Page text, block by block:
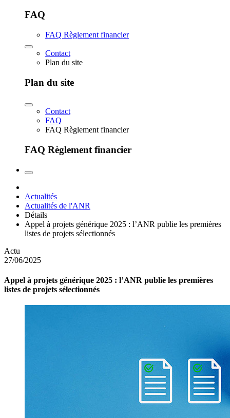
FAQ
FAQ Règlement financier
Contact
Plan du site
Plan du site
Contact
FAQ
FAQ Règlement financier
FAQ Règlement financier
Actualités
Actualités de l'ANR
Détails
Appel à projets générique 2025 : l’ANR publie les premières
listes de projets sélectionnés
Actu
27/06/2025
Appel à projets générique 2025 : l’ANR publie les premières
listes de projets sélectionnés